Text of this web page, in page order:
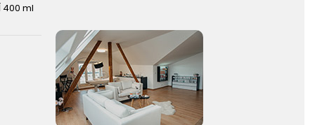
400 ml